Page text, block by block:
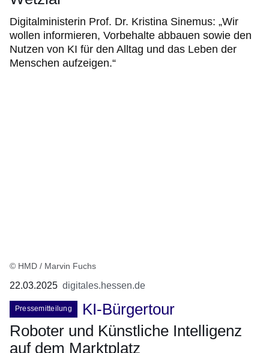
Digitalministerin Prof. Dr. Kristina Sinemus: „Wir
wollen informieren, Vorbehalte abbauen sowie den
Nutzen von KI für den Alltag und das Leben der
Menschen aufzeigen.“
© HMD / Marvin Fuchs
22.03.2025 digitales.hessen.de
Pressemitteilung
KI-Bürgertour
Roboter und Künstliche Intelligenz
auf dem Marktplatz